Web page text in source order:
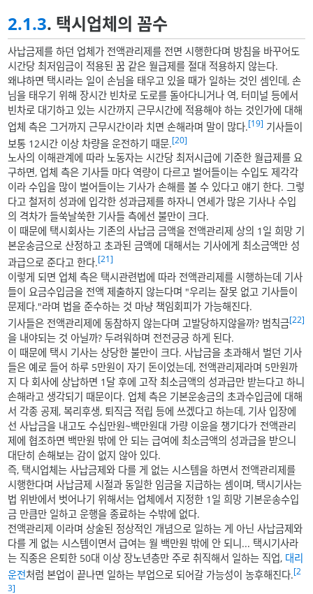
2.1.3. 택시업체의 꼼수
사납금제를 하던 업체가 전액관리제를 전면 시행한다며 방침을 바꾸어도
시간당 최저임금이 적용된 꿈 같은 월급제를 절대 적용하지 않는다.
왜냐하면 택시라는 일이 손님을 태우고 있을 때가 일하는 것인 셈인데, 손
님을 태우기 위해 장시간 빈차로 도로를 돌아다니거나 역, 터미널 등에서
빈차로 대기하고 있는 시간까지 근무시간에 적용해야 하는 것인가에 대해
업체 측은 그거까지 근무시간이라 치면 손해라며 말이 많다.[19] 기사들이
보통 12시간 이상 차량을 운전하기 때문.[20]
노사의 이해관계에 따라 노동자는 시간당 최저시급에 기준한 월급제를 요
구하면, 업체 측은 기사들 마다 역량이 다르고 벌어들이는 수입도 제각각
이라 수입을 많이 벌어들이는 기사가 손해를 볼 수 있다고 얘기 한다. 그렇
다고 철저히 성과에 입각한 성과급제를 하자니 연세가 많은 기사나 수입
의 격차가 들쑥날쑥한 기사들 측에선 불만이 크다.
이 때문에 택시회사는 기존의 사납금 금액을 전액관리제 상의 1일 희망 기
본운송금으로 산정하고 초과된 금액에 대해서는 기사에게 최소금액만 성
과급으로 준다고 한다.[21]
이렇게 되면 업체 측은 택시관련법에 따라 전액관리제를 시행하는데 기사
들이 요금수입금을 전액 제출하지 않는다며 "우리는 잘못 없고 기사들이
문제다."라며 법을 준수하는 것 마냥 책임회피가 가능해진다.
기사들은 전액관리제에 동참하지 않는다며 고발당하지않을까? 범칙금[22]
을 내야되는 것 아닐까? 두려워하며 전전긍긍 하게 된다.
이 때문에 택시 기사는 상당한 불만이 크다. 사납금을 초과해서 벌던 기사
들은 예로 들어 하루 5만원이 자기 돈이었는데, 전액관리제라며 5만원까
지 다 회사에 상납하면 1달 후에 고작 최소금액의 성과급만 받는다고 하니
손해라고 생각되기 때문이다. 업체 측은 기본운송금의 초과수입금에 대해
서 각종 공제, 복리후생, 퇴직금 적립 등에 쓰겠다고 하는데, 기사 입장에
선 사납금을 내고도 수십만원~백만원대 가량 이윤을 챙기다가 전액관리
제에 협조하면 백만원 밖에 안 되는 급여에 최소금액의 성과급을 받으니
대단히 손해보는 감이 없지 않아 있다.
즉, 택시업체는 사납금제와 다를 게 없는 시스템을 하면서 전액관리제를
시행한다며 사납금제 시절과 동일한 임금을 지급하는 셈이며, 택시기사는
법 위반에서 벗어나기 위해서는 업체에서 지정한 1일 희망 기본운송수입
금 만큼만 일하고 운행을 종료하는 수밖에 없다.
전액관리제 이라며 상술된 정상적인 개념으로 일하는 게 아닌 사납금제와
다를 게 없는 시스템이면서 급여는 월 백만원 밖에 안 되니... 택시기사라
는 직종은 은퇴한 50대 이상 장노년층만 주로 취직해서 일하는 직업, 대리
운전처럼 본업이 끝나면 일하는 부업으로 되어갈 가능성이 농후해진다.[2
3]